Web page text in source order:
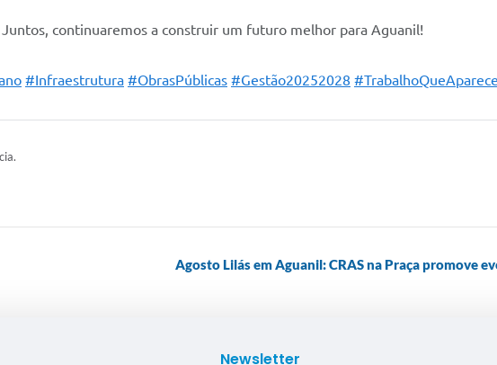
continuaremos a construir um futuro melhor para Aguanil!
#Infraestrutura #ObrasPúblicas #Gestão20252028 #TrabalhoQueAparece
Agosto Lilás em Aguanil: CRAS na Praça promove
Newsletter